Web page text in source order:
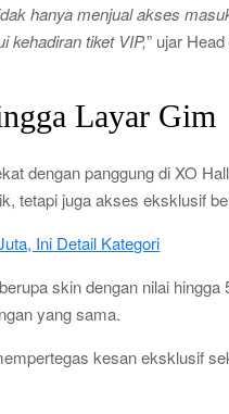
hanya menjual akses
kehadiran tiket VIP,” ujar
Layar Gim
dengan panggung di XO
tetapi juga akses eksklusif
Ini Detail Kategori
skin dengan nilai hingga
yang sama.
kesan eksklusif